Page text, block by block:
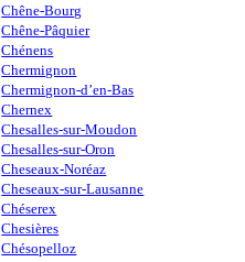
Chêne-Bourg
Chêne-Pâquier
Chénens
Chermignon
Chermignon-d’en-Bas
Chernex
Chesalles-sur-Moudon
Chesalles-sur-Oron
Cheseaux-Noréaz
Cheseaux-sur-Lausanne
Chéserex
Chesières
Chésopelloz